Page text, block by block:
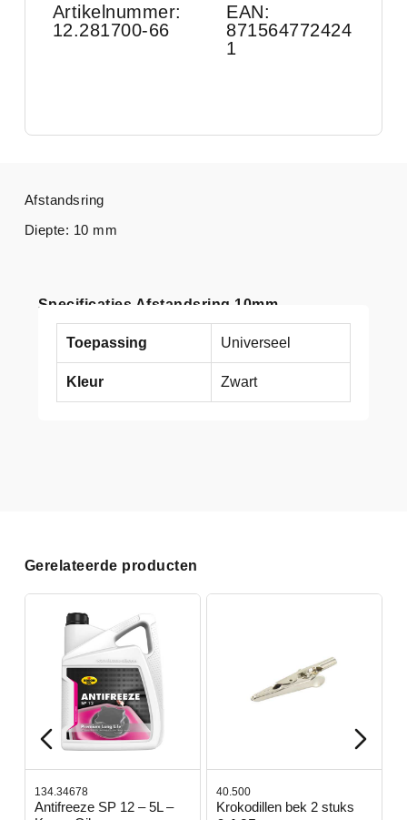
Artikelnummer:
12.281700-66
EAN:
871564772424
1
Specificaties Afstandsring 10mm
Toepassing Universeel
Kleur Zwart
Afstandsring
Diepte: 10 mm
Gerelateerde producten
134.34678
Antifreeze SP 12 – 5L –
40.500
Krokodillen bek 2 stuks